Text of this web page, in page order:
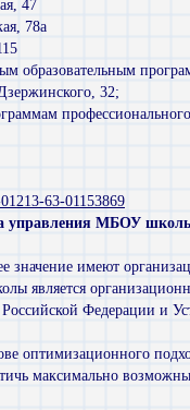
47
78а
образовательным
32;
63-01153869
управления МБОУ
имеют
является
Федерации и
оптимизационного
максимально